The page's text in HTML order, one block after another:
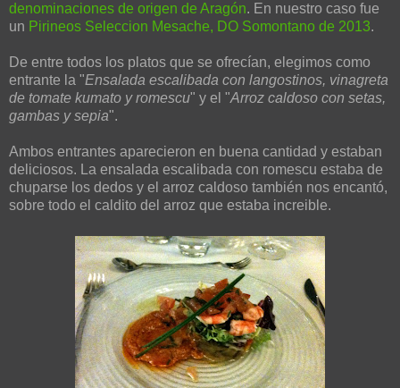
denominaciones de origen de Aragón. En nuestro caso fue
un Pirineos Seleccion Mesache, DO Somontano de 2013.
De entre todos los platos que se ofrecían, elegimos como
entrante la "Ensalada escalibada con langostinos, vinagreta
de tomate kumato y romescu" y el "Arroz caldoso con setas,
gambas y sepia".
Ambos entrantes aparecieron en buena cantidad y estaban
deliciosos. La ensalada escalibada con romescu estaba de
chuparse los dedos y el arroz caldoso también nos encantó,
sobre todo el caldito del arroz que estaba increible.